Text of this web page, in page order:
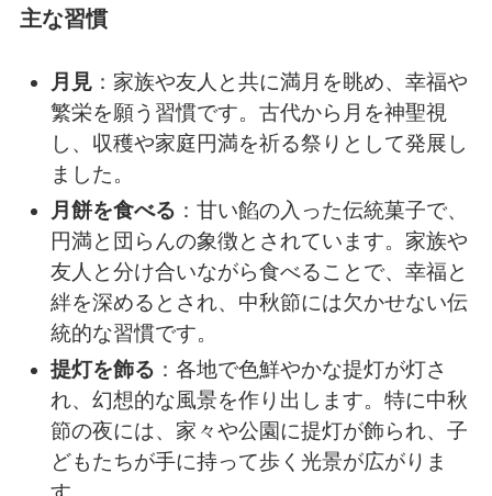
主な習慣
月見 ：家族や友人と共に満月を眺め、幸福や
繁栄を願う習慣です。古代から月を神聖視
し、収穫や家庭円満を祈る祭りとして発展し
ました。
月餅を食べる ：甘い餡の入った伝統菓子で、
円満と団らんの象徴とされています。家族や
友人と分け合いながら食べることで、幸福と
絆を深めるとされ、中秋節には欠かせない伝
統的な習慣です。
提灯を飾る ：各地で色鮮やかな提灯が灯さ
れ、幻想的な風景を作り出します。特に中秋
節の夜には、家々や公園に提灯が飾られ、子
どもたちが手に持って歩く光景が広がりま